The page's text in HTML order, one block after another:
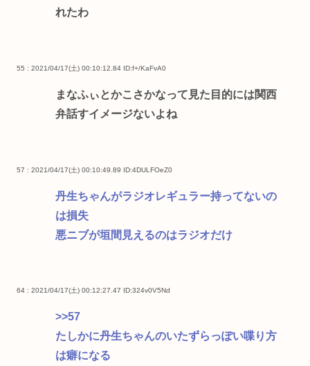
れたわ
55 : 2021/04/17(土) 00:10:12.84 ID:f+/KaFvA0
まなふぃとかこさかなって見た目的には関西
弁話すイメージないよね
57 : 2021/04/17(土) 00:10:49.89 ID:4DULFOeZ0
丹生ちゃんがラジオレギュラー持ってないの
は損失
悪ニブが垣間見えるのはラジオだけ
64 : 2021/04/17(土) 00:12:27.47 ID:324v0V5Nd
>>57
たしかに丹生ちゃんのいたずらっぽい喋り方
は癖になる